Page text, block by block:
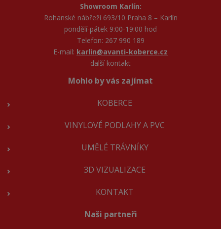
Showroom Karlín:
Rohanské nábřeží 693/10 Praha 8 – Karlín
pondělí-pátek 9:00-19:00 hod
Telefon: 267 990 189
E-mail: karlin@avanti-koberce.cz
další kontakt
Mohlo by vás zajímat
KOBERCE
VINYLOVÉ PODLAHY A PVC
UMĚLÉ TRÁVNÍKY
3D VIZUALIZACE
KONTAKT
Naši partneři